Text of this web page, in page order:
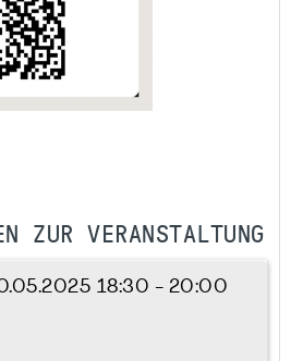
ZUR VERANSTALTUNG
18:30 - 20:00